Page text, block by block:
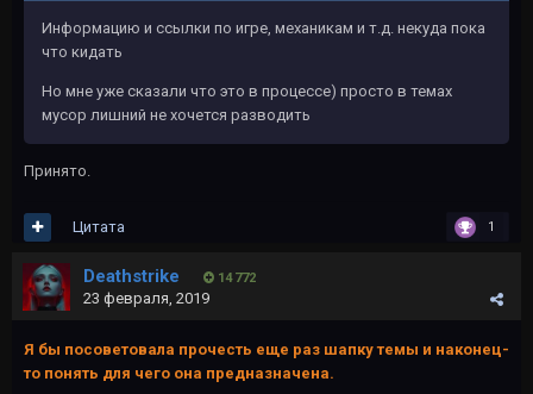
Информацию и ссылки по игре, механикам и т.д. некуда пока
что кидать
Но мне уже сказали что это в процессе) просто в темах
мусор лишний не хочется разводить
Принято.
1
Цитата
Deathstrike 14 772
23 февраля, 2019
Я бы посоветовала прочесть еще раз шапку темы и наконец-
то понять для чего она предназначена.